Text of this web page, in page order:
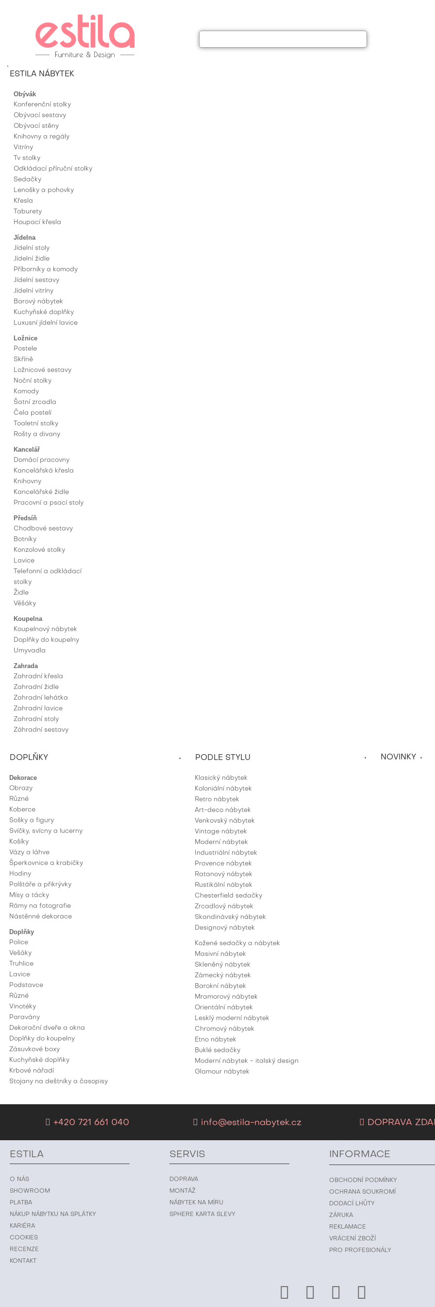
ESTILA NÁBYTEK
Obývák
Konferenční stolky
Obývací sestavy
Obývací stěny
Knihovny a regály
Vitríny
Tv stolky
Odkládací příruční stolky
Sedačky
Lenošky a pohovky
Křesla
Taburety
Houpací křesla
Jídelna
Jídelní stoly
Jídelní židle
Příborníky a komody
Jídelní sestavy
Jídelní vitríny
Barový nábytek
Kuchyňské doplňky
Luxusní jídelní lavice
Ložnice
Postele
Skříně
Ložnicové sestavy
Noční stolky
Komody
Šatní zrcadla
Čela postelí
Toaletní stolky
Rošty a divany
Kancelář
Domácí pracovny
Kancelářská křesla
Knihovny
Kancelářské židle
Pracovní a psací stoly
Předsíň
Chodbové sestavy
Botníky
Konzolové stolky
Lavice
Telefonní a odkládací
stolky
Židle
Věšáky
Koupelna
Koupelnový nábytek
Doplňky do koupelny
Umyvadla
Zahrada
Zahradní křesla
Zahradní židle
Zahradní lehátka
Zahradní lavice
Zahradní stoly
Záhradní sestavy
DOPLŇKY
Dekorace
Obrazy
Různé
Koberce
Sošky a figury
Svíčky, svícny a lucerny
Košíky
Vázy a láhve
Šperkovnice a krabičky
Hodiny
Polštáře a přikrývky
Mísy a tácky
Rámy na fotografie
Nástěnné dekorace
Doplňky
Police
Vešáky
Truhlice
Lavice
Podstavce
Různé
Vinotéky
Paravány
Dekorační dveře a okna
Doplňky do koupelny
Zásuvkové boxy
Kuchyňské doplňky
Krbové nářadí
Stojany na deštníky a časopisy
PODLE STYLU
Klasický nábytek
Koloniální nábytek
Retro nábytek
Art-deco nábytek
Venkovský nábytek
Vintage nábytek
Moderní nábytek
Industriální nábytek
Provence nábytek
Ratanový nábytek
Rustikální nábytek
Chesterfield sedačky
Zrcadlový nábytek
Skandinávský nábytek
Designový nábytek
Kožené sedačky a nábytek
Masivní nábytek
Skleněný nábytek
Zámecký nábytek
Barokní nábytek
Mramorový nábytek
Orientální nábytek
Lesklý moderní nábytek
Chromový nábytek
Etno nábytek
Buklé sedačky
Moderní nábytek - italský design
Glamour nábytek
NOVINKY
+420 721 661 040 info@estila-nabytek.cz DOPRAVA
ESTILA
O NÁS
SHOWROOM
PLATBA
NÁKUP NÁBYTKU NA SPLÁTKY
KARIÉRA
COOKIES
RECENZE
KONTAKT
SERVIS
DOPRAVA
MONTÁŽ
NÁBYTEK NA MÍRU
SPHERE KARTA SLEVY
INFORMACE
OBCHODNÍ PODMÍNKY
OCHRANA SOUKROMÍ
DODACÍ LHŮTY
ZÁRUKA
REKLAMACE
VRÁCENÍ ZBOŽÍ
PRO PROFESIONÁLY